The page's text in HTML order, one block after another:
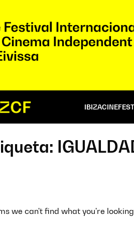
IBIZACINEFEST
we can't find what you're